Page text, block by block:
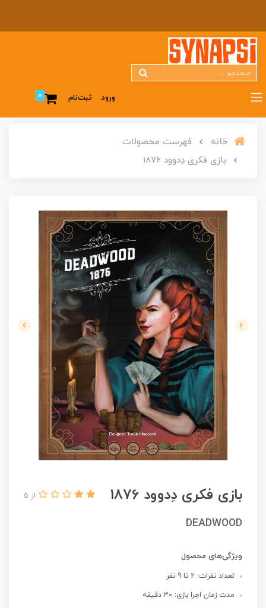
ورود ثبت‌نام 0
خانه
فهرست محصولات
بازی فکری دِدوود 1876
بازی فکری دِدوود 1876 از 5
DEADWOOD
ویژگی‌های محصول
تعداد نفرات: 2 تا 9 نفر
مدت زمان اجرا بازی: 30 دقیقه